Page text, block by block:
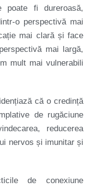
poate fi dureroasă,
o perspectivă mai
mai clară și face
mai largă,
mult mai vulnerabili
că o credință
de rugăciune
reducerea
nervos și imunitar și
de conexiune